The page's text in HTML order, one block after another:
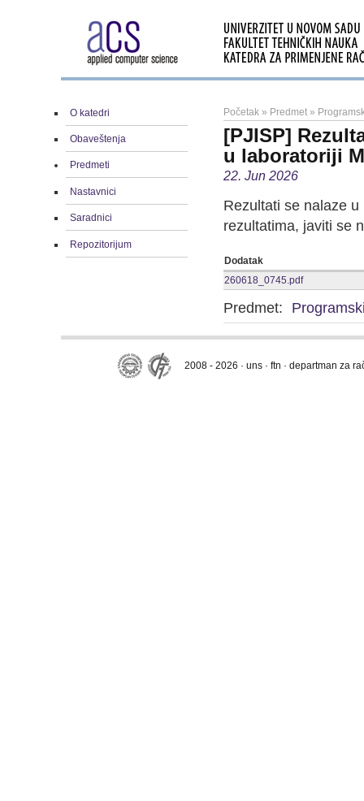
O katedri
Obaveštenja
Predmeti
Nastavnici
Saradnici
Repozitorijum
Početak » Predmet »
[PJISP]
u laboratoriji
22. Jun 2026
Rezultati se nalaze
rezultatima, javiti se
Dodatak
260618_0745.pdf
Predmet:
2008 - 2026 · uns · ftn · departman za